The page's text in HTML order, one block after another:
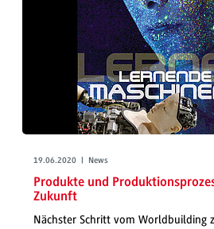
19.06.2020 | News
Produkte und
Zukunft
Nächster Schritt vom Worldbuilding